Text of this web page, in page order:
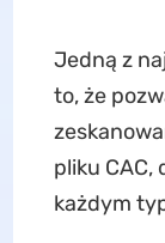
Jedną z
to, że
pliku CAC,
każdym